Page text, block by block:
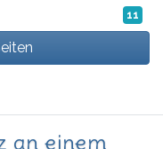
11
an einem